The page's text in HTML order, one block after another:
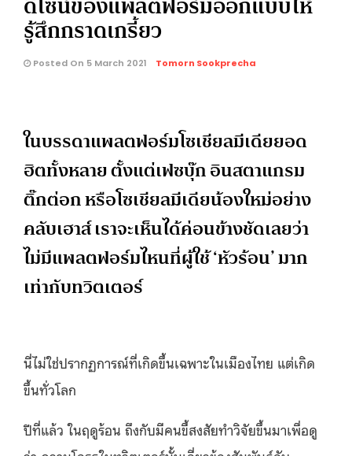
รู้สึกกราดเกรี้ยว
Posted On 5 March 2021 Tomorn Sookprecha
ในบรรดาแพลตฟอร์มโซเชียลมีเดียยอด
ฮิตทั้งหลาย ตั้งแต่เฟซบุ๊ก อินสตาแกรม
ติ๊กต่อก หรือโซเชียลมีเดียน้องใหม่อย่าง
คลับเฮาส์ เราจะเห็นได้ค่อนข้างชัดเลยว่า
ไม่มีแพลตฟอร์มไหนที่ผู้ใช้ ‘หัวร้อน’ มาก
เท่ากับทวิตเตอร์
นี่ไม่ใช่ปรากฏการณ์ที่เกิดข้ึนเฉพาะในเมืองไทย แต่เกิด
ขึ้นทั่วโลก
ปีที่แล้ว ในฤดูร้อน ถึงกับมีคนขี้สงสัยทำวิจัยขึ้นมาเพื่อดู